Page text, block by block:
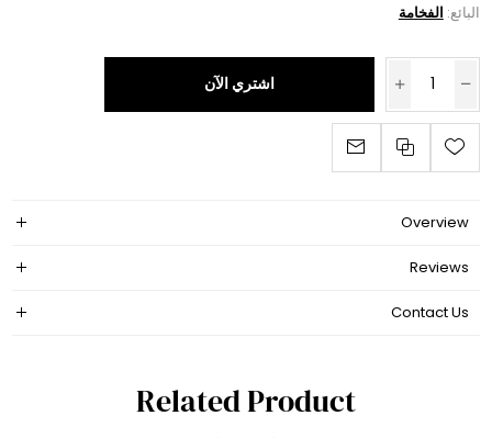
البائع: الفخامة
اشتري الآن
Overview
Reviews
Contact Us
Related Product